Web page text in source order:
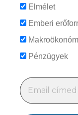
Elmélet
Emberi
Pénzügyek